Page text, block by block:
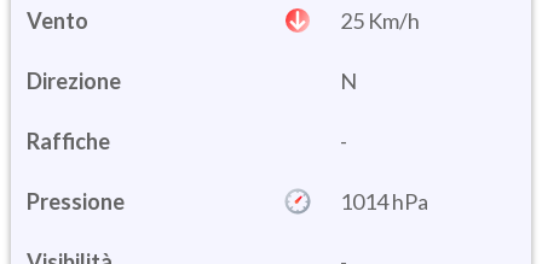
Vento 25 Km/h
Direzione N
Raffiche -
Pressione 1014 hPa